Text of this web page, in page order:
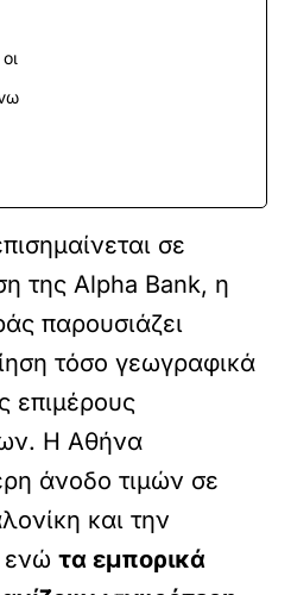
σε
της Alpha Bank, η
παρουσιάζει
τόσο γεωγραφικά
επιμέρους
Η Αθήνα
άνοδο τιμών σε
και την
ενώτα εμπορικά